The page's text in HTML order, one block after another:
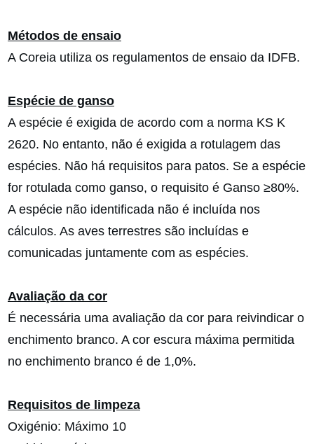
Métodos de ensaio
A Coreia utiliza os regulamentos de ensaio da IDFB.
Espécie de ganso
A espécie é exigida de acordo com a norma KS K
2620. No entanto, não é exigida a rotulagem das
espécies. Não há requisitos para patos. Se a espécie
for rotulada como ganso, o requisito é Ganso ≥80%.
A espécie não identificada não é incluída nos
cálculos. As aves terrestres são incluídas e
comunicadas juntamente com as espécies.
Avaliação da cor
É necessária uma avaliação da cor para reivindicar o
enchimento branco. A cor escura máxima permitida
no enchimento branco é de 1,0%.
Requisitos de limpeza
Oxigénio: Máximo 10